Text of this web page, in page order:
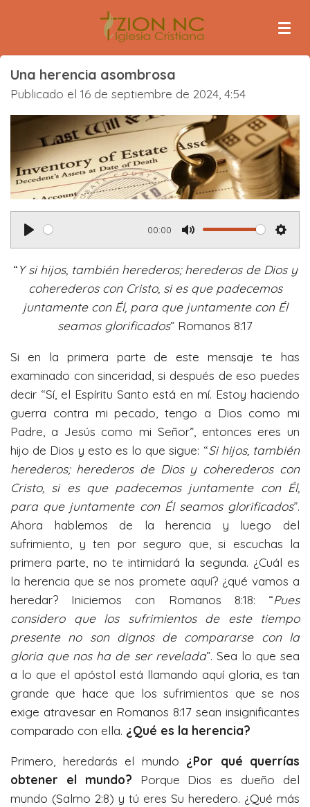
contenido
principal
Una herencia asombrosa
Publicado el 16 de septiembre de 2024, 4:54
P
l
a
y
00:00
M
u
t
e
S
e
t
t
“Y si hijos, también herederos; herederos de Dios y
coherederos con Cristo, si es que padecemos
juntamente con Él, para que juntamente con Él
seamos glorificados” Romanos 8:17
Si en la primera parte de este mensaje te has
examinado con sinceridad, si después de eso puedes
decir “Sí, el Espíritu Santo está en mí. Estoy haciendo
guerra contra mi pecado, tengo a Dios como mi
Padre, a Jesús como mi Señor”, entonces eres un
hijo de Dios y esto es lo que sigue: “Si hijos, también
herederos; herederos de Dios y coherederos con
Cristo, si es que padecemos juntamente con Él,
para que juntamente con Él seamos glorificados”.
Ahora hablemos de la herencia y luego del
sufrimiento, y ten por seguro que, si escuchas la
primera parte, no te intimidará la segunda. ¿Cuál es
la herencia que se nos promete aquí? ¿qué vamos a
heredar? Iniciemos con Romanos 8:18: “Pues
considero que los sufrimientos de este tiempo
presente no son dignos de compararse con la
gloria que nos ha de ser revelada”. Sea lo que sea
a lo que el apóstol está llamando aquí gloria, es tan
grande que hace que los sufrimientos que se nos
exige atravesar en Romanos 8:17 sean insignificantes
comparado con ella. ¿Qué es la herencia?
Primero, heredarás el mundo ¿Por qué querrías
obtener el mundo? Porque Dios es dueño del
mundo (Salmo 2:8) y tú eres Su heredero. ¿Qué más